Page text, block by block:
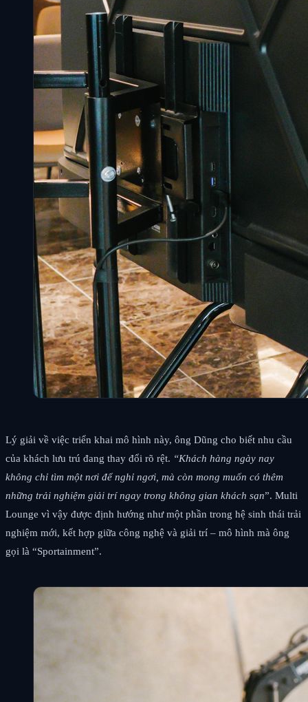
Lý giải về việc triển khai mô hình này, ông Dũng cho biết nhu cầu
của khách lưu trú đang thay đổi rõ rệt. “Khách hàng ngày nay
không chỉ tìm một nơi để nghỉ ngơi, mà còn mong muốn có thêm
những trải nghiệm giải trí ngay trong không gian khách sạn”. Multi
Lounge vì vậy được định hướng như một phần trong hệ sinh thái trải
nghiệm mới, kết hợp giữa công nghệ và giải trí – mô hình mà ông
gọi là “Sportainment”.